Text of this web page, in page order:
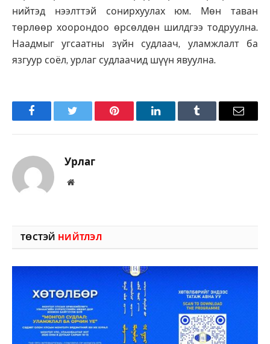
нийтэд нээлттэй сонирхуулах юм. Мөн таван
төрлөөр хоорондоо өрсөлдөн шилдгээ тодруулна.
Наадмыг угсаатны зүйн судлаач, уламжлалт ба
язгуур соёл, урлаг судлаачид шүүн явуулна.
FacebookTwitter Pinterest LinkedInTumblr Имэйл
Урлаг
Вэбсайт
ТӨСТЭЙ НИЙТЛЭЛ